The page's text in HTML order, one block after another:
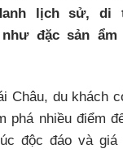
lịch sử, di
như đặc sản
Châu, du khách
phá nhiều điểm
độc đáo và